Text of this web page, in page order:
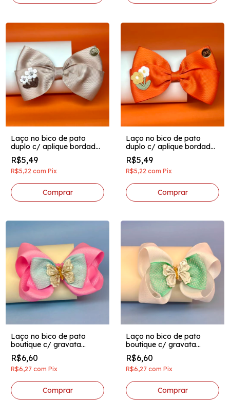
Laço no bico de pato
duplo c/ aplique bordado
e pingente acrilico marrom
claro
R$5,49
R$5,22 com Pix
Laço no bico de pato
duplo c/ aplique bordado
e pingente acrilico laranja
R$5,49
R$5,22 com Pix
Laço no bico de pato
boutique c/ gravata
brilhosa aplique acrilico
borboletinha rosa c/ azul
bebê
R$6,60
R$6,27 com Pix
Laço no bico de pato
boutique c/ gravata
brilhosa aplique acrilico
borboletinha branco c/
verde água
R$6,60
R$6,27 com Pix